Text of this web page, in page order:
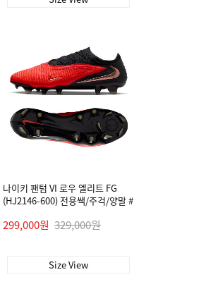
나이키 팬텀 VI 로우 엘리트 FG
(HJ2146-600) 전용쌕/주걱/양말 #
299,000원 329,000원
Size View